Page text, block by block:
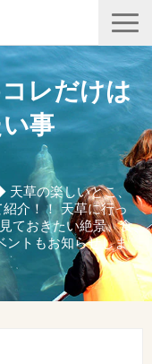
レだけは
事
天草の楽しいとこ、
介！！ 天草に行っ
ておきたい絶景、食
ントもお知らせしま